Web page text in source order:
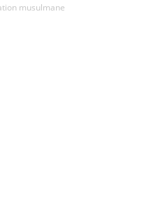
musulmane